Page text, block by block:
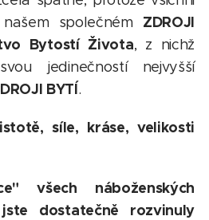
společném ZDROJI
Bytostí Života, z nichž
jedinečností nejvyšší
BYTÍ.
síle, kráse, velikosti
všech náboženských
dostatečně rozvinuly